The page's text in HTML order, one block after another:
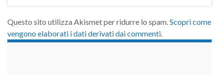
Questo sito utilizza Akismet per ridurre lo spam. Scopri come
vengono elaborati i dati derivati dai commenti